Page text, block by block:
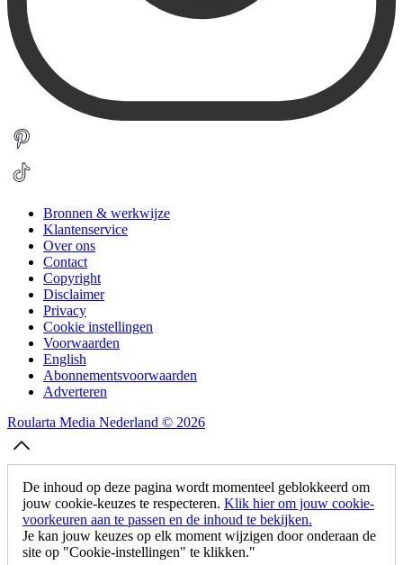
Bronnen & werkwijze
Klantenservice
Over ons
Contact
Copyright
Disclaimer
Privacy
Cookie instellingen
Voorwaarden
English
Abonnementsvoorwaarden
Adverteren
Roularta Media Nederland © 2026
De inhoud op deze pagina wordt momenteel geblokkeerd om
jouw cookie-keuzes te respecteren. Klik hier om jouw cookie-
voorkeuren aan te passen en de inhoud te bekijken.
Je kan jouw keuzes op elk moment wijzigen door onderaan de
site op "Cookie-instellingen" te klikken."